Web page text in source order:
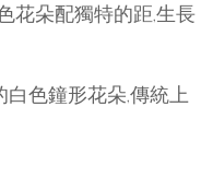
花朵配獨特的距,生長
白色鐘形花朵,傳統上